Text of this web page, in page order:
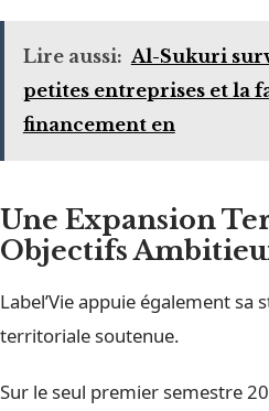
Lire aussi: Al-Sukuri
petites entreprises et la
financement en
Une Expansion
Objectifs
Label’Vie appuie également
territoriale soutenue.
Sur le seul premier semestre